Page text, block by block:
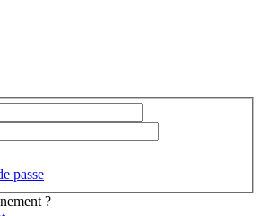
passe
?